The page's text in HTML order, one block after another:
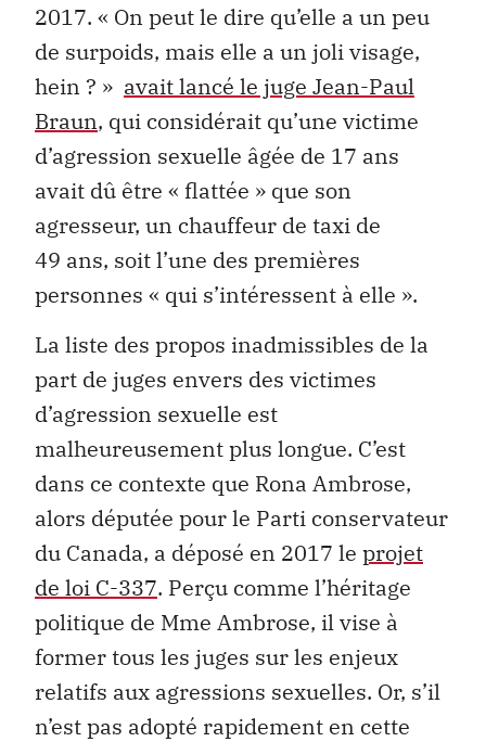
2017. « On peut le dire qu’elle a un peu
de surpoids, mais elle a un joli visage,
hein ? » avait lancé le juge Jean-Paul
Braun, qui considérait qu’une victime
d’agression sexuelle âgée de 17 ans
avait dû être « flattée » que son
agresseur, un chauffeur de taxi de
49 ans, soit l’une des premières
personnes « qui s’intéressent à elle ».
La liste des propos inadmissibles de la
part de juges envers des victimes
d’agression sexuelle est
malheureusement plus longue. C’est
dans ce contexte que Rona Ambrose,
alors députée pour le Parti conservateur
du Canada, a déposé en 2017 le projet
de loi C-337. Perçu comme l’héritage
politique de Mme Ambrose, il vise à
former tous les juges sur les enjeux
relatifs aux agressions sexuelles. Or, s’il
n’est pas adopté rapidement en cette